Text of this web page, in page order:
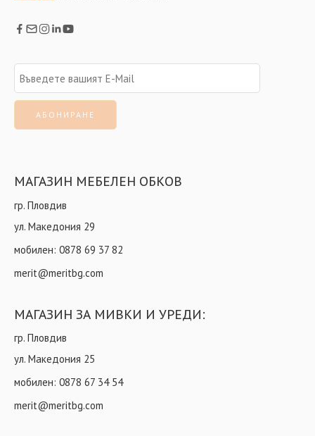
МАГАЗИН МЕБЕЛЕН ОБКОВ
гр. Пловдив
ул. Македония 29
мобилен: 0878 69 37 82
merit@meritbg.com
МАГАЗИН ЗА МИВКИ И УРЕДИ:
гр. Пловдив
ул. Македония 25
мобилен: 0878 67 34 54
merit@meritbg.com